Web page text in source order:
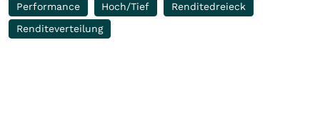
Performance Hoch/Tief
Renditedreieck
Renditeverteilung